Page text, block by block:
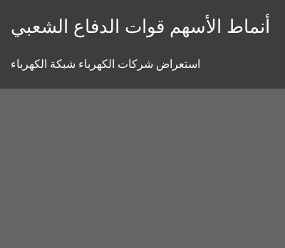
أنماط الأسهم قوات الدفاع الشعبي
استعراض شركات الكهرباء شبكة الكهرباء